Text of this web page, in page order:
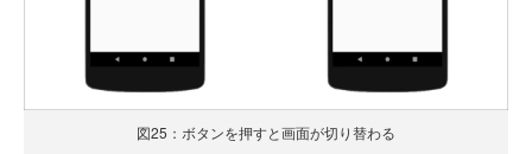
図25：ボタンを押すと画面が切り替わる